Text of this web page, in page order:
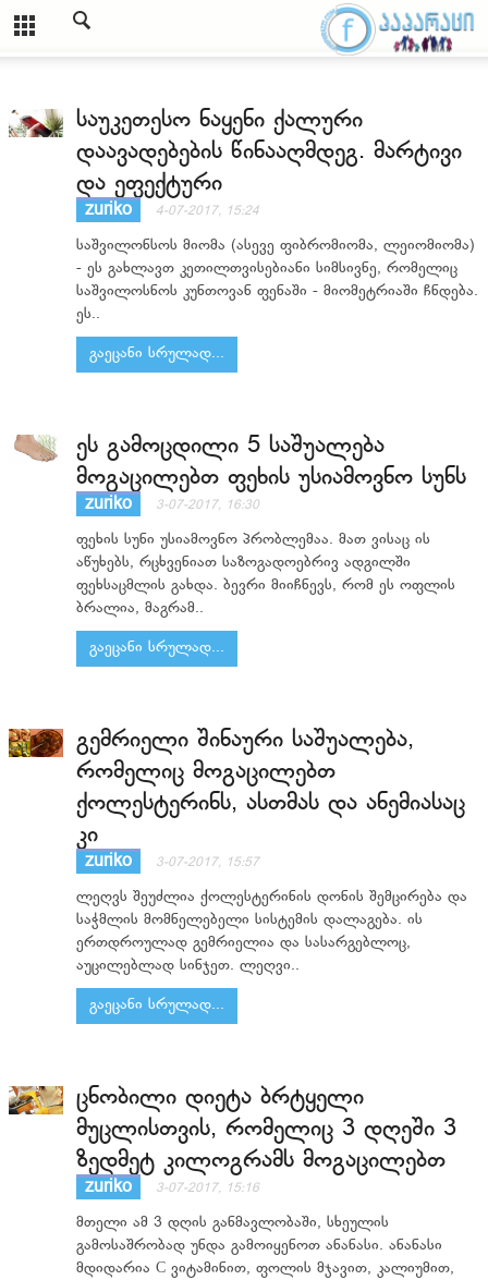
საუკეთესო ნაყენი ქალური
დაავადებების წინააღმდეგ. მარტივი
და ეფექტური
zuriko 4-07-2017, 15:24
საშვილონსოს მიომა (ასევე ფიბრომიომა, ლეიომიომა)
- ეს გახლავთ კეთილთვისებიანი სიმსივნე, რომელიც
საშვილოსნოს კუნთოვან ფენაში - მიომეტრიაში ჩნდება.
ეს..
გაეცანი სრულად...
ეს გამოცდილი 5 საშუალება
მოგაცილებთ ფეხის უსიამოვნო სუნს
zuriko 3-07-2017, 16:30
ფეხის სუნი უსიამოვნო პრობლემაა. მათ ვისაც ის
აწუხებს, რცხვენიათ საზოგადოებრივ ადგილში
ფეხსაცმლის გახდა. ბევრი მიიჩნევს, რომ ეს ოფლის
ბრალია, მაგრამ..
გაეცანი სრულად...
გემრიელი შინაური საშუალება,
რომელიც მოგაცილებთ
ქოლესტერინს, ასთმას და ანემიასაც
კი
zuriko 3-07-2017, 15:57
ლეღვს შეუძლია ქოლესტერინის დონის შემცირება და
საჭმლის მომნელებელი სისტემის დალაგება. ის
ერთდროულად გემრიელია და სასარგებლოც,
აუცილებლად სინჯეთ. ლეღვი..
გაეცანი სრულად...
ცნობილი დიეტა ბრტყელი
მუცლისთვის, რომელიც 3 დღეში 3
ზედმეტ კილოგრამს მოგაცილებთ
zuriko 3-07-2017, 15:16
მთელი ამ 3 დღის განმავლობაში, სხეულის
გამოსაშრობად უნდა გამოიყენოთ ანანასი. ანანასი
მდიდარია С ვიტამინით, ფოლის მჯავით, კალიუმით,